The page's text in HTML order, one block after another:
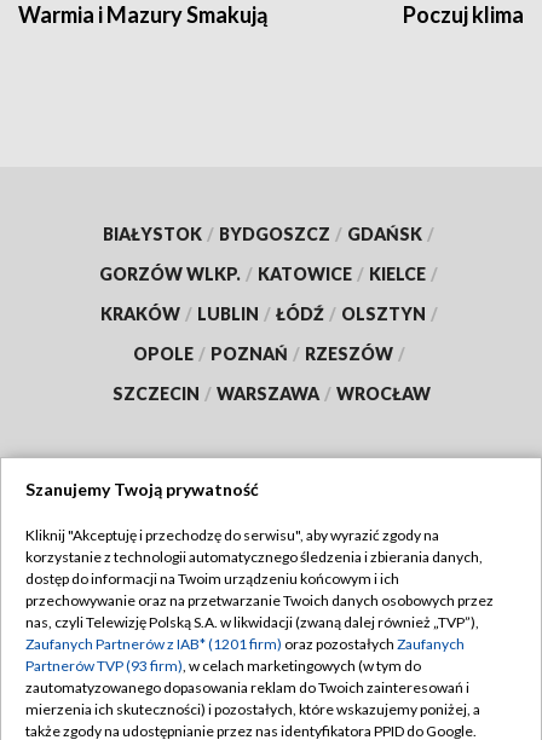
Warmia i Mazury Smakują Poczuj klimat
BIAŁYSTOK / BYDGOSZCZ / GDAŃSK /
GORZÓW WLKP. / KATOWICE / KIELCE /
KRAKÓW / LUBLIN / ŁÓDŹ / OLSZTYN /
OPOLE / POZNAŃ / RZESZÓW /
SZCZECIN / WARSZAWA / WROCŁAW
TVP
Abonament TVP
Emisja w TVP
Centrum informacji TVP
Naziemna Telewizja Cyfrowa
Regulamin TVP
Polityka prywatności
Moje zgody
Pomoc
Szanujemy Twoją prywatność
Kliknij "Akceptuję i przechodzę do serwisu", aby wyrazić zgody na
korzystanie z technologii automatycznego śledzenia i zbierania danych,
dostęp do informacji na Twoim urządzeniu końcowym i ich
przechowywanie oraz na przetwarzanie Twoich danych osobowych przez
nas, czyli Telewizję Polską S.A. w likwidacji (zwaną dalej również „TVP”),
Zaufanych Partnerów z IAB* (1201 firm) oraz pozostałych Zaufanych
Partnerów TVP (93 firm), w celach marketingowych (w tym do
zautomatyzowanego dopasowania reklam do Twoich zainteresowań i
mierzenia ich skuteczności) i pozostałych, które wskazujemy poniżej, a
także zgody na udostępnianie przez nas identyfikatora PPID do Google.